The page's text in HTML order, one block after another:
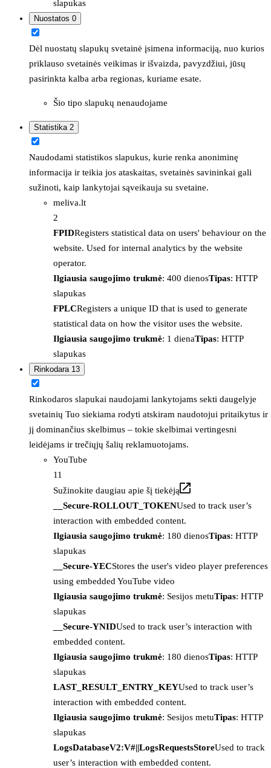
slapukas
Nuostatos 0
Dėl nuostatų slapukų svetainė įsimena informaciją, nuo kurios
priklauso svetainės veikimas ir išvaizda, pavyzdžiui, jūsų
pasirinkta kalba arba regionas, kuriame esate.
Šio tipo slapukų nenaudojame
Statistika 2
Naudodami statistikos slapukus, kurie renka anoniminę
informacija ir teikia jos ataskaitas, svetainės savininkai gali
sužinoti, kaip lankytojai sąveikauja su svetaine.
meliva.lt
2
FPIDRegisters statistical data on users' behaviour on the
website. Used for internal analytics by the website
operator.
Ilgiausia saugojimo trukmė: 400 dienosTipas: HTTP
slapukas
FPLCRegisters a unique ID that is used to generate
statistical data on how the visitor uses the website.
Ilgiausia saugojimo trukmė: 1 dienaTipas: HTTP
slapukas
Rinkodara 13
Rinkodaros slapukai naudojami lankytojams sekti daugelyje
svetainių Tuo siekiama rodyti atskiram naudotojui pritaikytus ir
jį dominančius skelbimus – tokie skelbimai vertingesni
leidėjams ir trečiųjų šalių reklamuotojams.
YouTube
11
Sužinokite daugiau apie šį tiekėją
__Secure-ROLLOUT_TOKENUsed to track user’s
interaction with embedded content.
Ilgiausia saugojimo trukmė: 180 dienosTipas: HTTP
slapukas
__Secure-YECStores the user's video player preferences
using embedded YouTube video
Ilgiausia saugojimo trukmė: Sesijos metuTipas: HTTP
slapukas
__Secure-YNIDUsed to track user’s interaction with
embedded content.
Ilgiausia saugojimo trukmė: 180 dienosTipas: HTTP
slapukas
LAST_RESULT_ENTRY_KEYUsed to track user’s
interaction with embedded content.
Ilgiausia saugojimo trukmė: Sesijos metuTipas: HTTP
slapukas
LogsDatabaseV2:V#||LogsRequestsStoreUsed to track
user’s interaction with embedded content.